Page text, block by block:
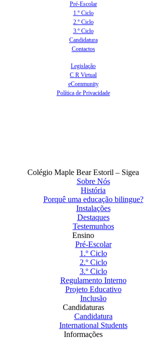
Pré-Escolar
1.º Ciclo
2.º Ciclo
3.º Ciclo
Candidatura
Contactos
Legislação
C R Virtual
eCommunity
Política de Privacidade
Colégio Maple Bear Estoril – Sigea
Sobre Nós
História
Porquê uma educação bilingue?
Instalações
Destaques
Testemunhos
Ensino
Pré-Escolar
1.º Ciclo
2.º Ciclo
3.º Ciclo
Regulamento Interno
Projeto Educativo
Inclusão
Candidaturas
Candidatura
International Students
Informações